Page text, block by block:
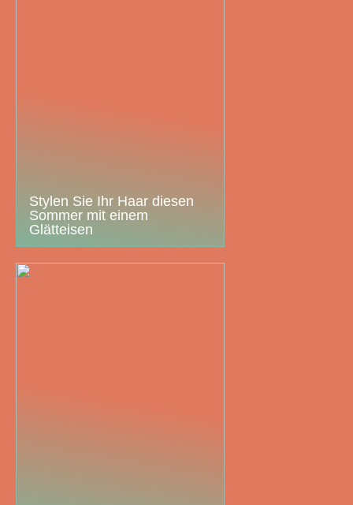
Stylen Sie Ihr Haar diesen
Sommer mit einem
Glätteisen